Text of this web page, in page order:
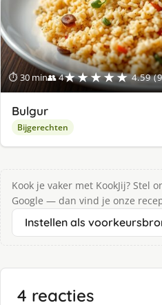
⏱ 30 min👥 4★★★★★ 4.59
Bulgur
Bijgerechten
Kook je vaker met KookJij? Stel
Google — dan vind je onze
Instellen als
4 reacties